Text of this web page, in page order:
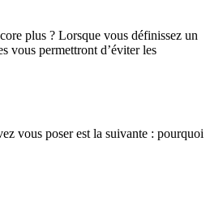
plus ? Lorsque vous définissez un
vous permettront d’éviter les
vous poser est la suivante : pourquoi